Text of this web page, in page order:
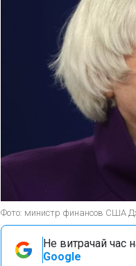
Фото: министр финансов США
Не витрачай час
Google